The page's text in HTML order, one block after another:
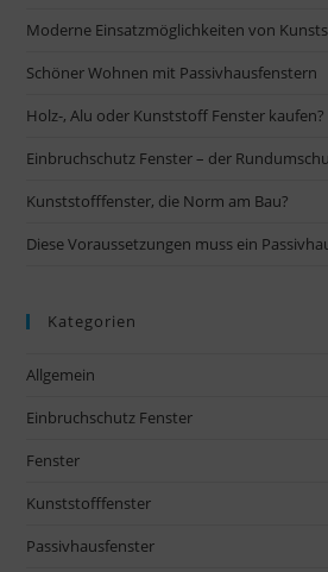
Moderne Einsatzmöglichkeiten von
Schöner Wohnen mit Passivhausfenstern
Holz-, Alu oder Kunststoff Fenster kaufen?
Einbruchschutz Fenster – der
Kunststofffenster, die Norm am Bau?
Diese Voraussetzungen muss ein
Kategorien
Allgemein
Einbruchschutz Fenster
Fenster
Kunststofffenster
Passivhausfenster